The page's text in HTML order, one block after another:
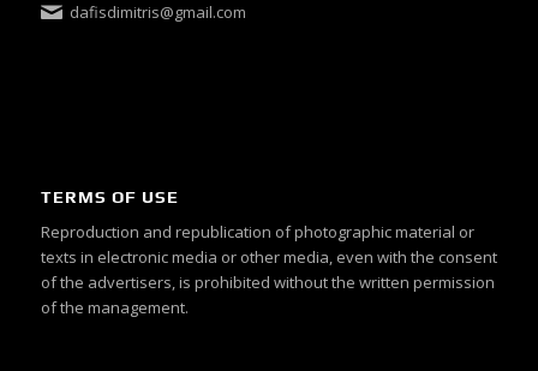
dafisdimitris@gmail.com
TERMS OF USE
Reproduction and republication of photographic material or
texts in electronic media or other media, even with the consent
of the advertisers, is prohibited without the written permission
of the management.